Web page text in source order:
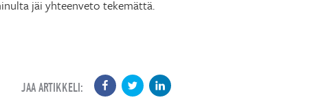
jäi yhteenveto tekemättä.
JAA ARTIKKELI: